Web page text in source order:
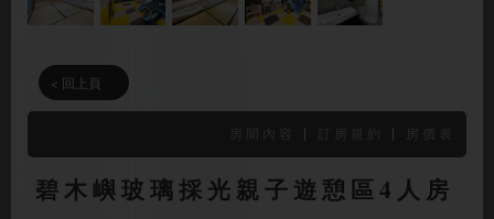
< 回上頁
房間內容 | | 房價表
碧木嶼玻璃採光親子遊憩區4人房